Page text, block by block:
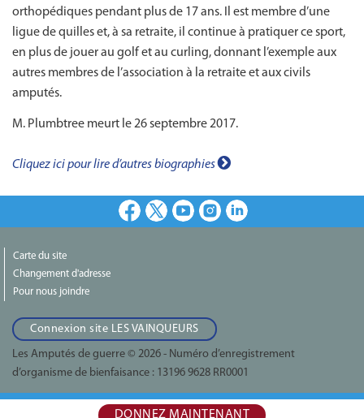
orthopédiques pendant plus de 17 ans. Il est membre d’une
ligue de quilles et, à sa retraite, il continue à pratiquer ce sport,
en plus de jouer au golf et au curling, donnant l’exemple aux
autres membres de l’association à la retraite et aux civils
amputés.
M. Plumbtree meurt le 26 septembre 2017.
Cliquez ici pour lire d’autres biographies
Facebook
X YoutubeInstagramLinkedIn
Carte du site
Changement d'adresse
Pour nous joindre
Connexion site LES VAINQUEURS
Les Amputés de guerre © 2026 - Numéro d’enregistrement
d’organisme de bienfaisance : 13196 9628 RR0001
DONNEZ MAINTENANT